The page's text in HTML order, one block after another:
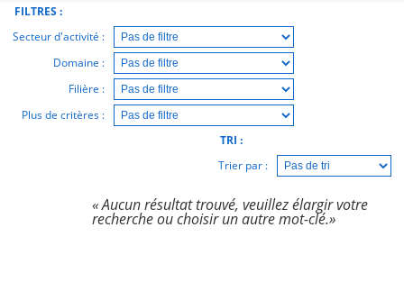
FILTRES :
Secteur d'activité :
Domaine :
Filière :
Plus de critères :
TRI :
Trier par :
« Aucun résultat trouvé, veuillez élargir votre
recherche ou choisir un autre mot-clé.»